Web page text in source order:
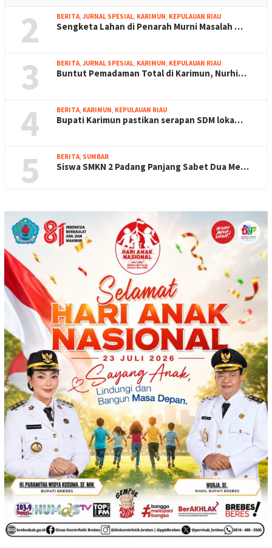
2
BERITA JURNAL SPESIAL KARIMUN KEPULAUAN RIAU
Sengketa Lahan di Penarah Murni Masalah …
3 BERITA JURNAL SPESIAL KARIMUN KEPULAUAN RIAU
Buntut Pemadaman Total di Karimun, Nurhi…
4 BERITA KARIMUN KEPULAUAN RIAU
Bupati Karimun pastikan serapan SDM loka…
5 BERITA SUMBAR
Siswa SMKN 2 Padang Panjang Sabet Dua Me…